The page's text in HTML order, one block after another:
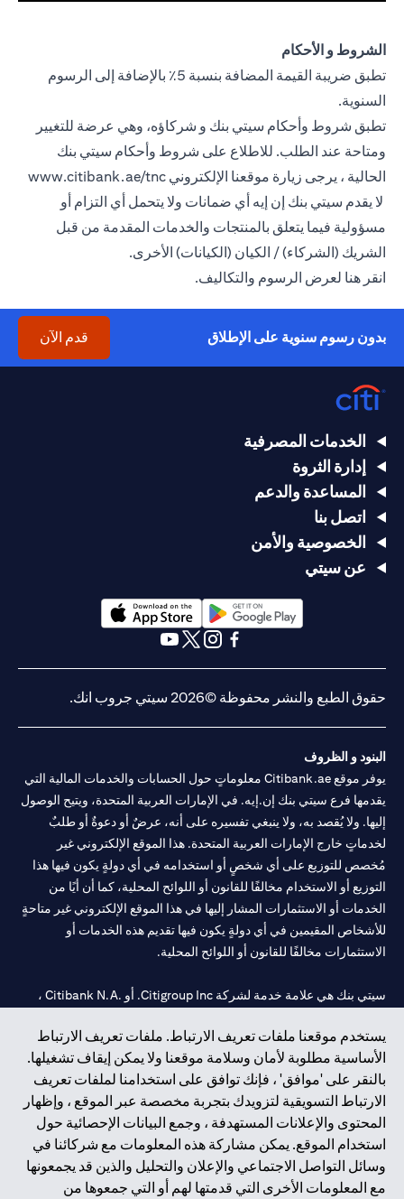
الشروط و الأحكام
تطبق ضريبة القيمة المضافة بنسبة 5٪ بالإضافة إلى الرسوم
السنوية.
تطبق شروط وأحكام سيتي بنك و شركاؤه، وهي عرضة للتغيير
ومتاحة عند الطلب. للاطلاع على شروط وأحكام سيتي بنك
الحالية ، يرجى زيارة موقعنا الإلكتروني www.citibank.ae/tnc
opens in a new tab
لا يقدم سيتي بنك إن إيه أي ضمانات ولا يتحمل أي التزام أو
مسؤولية فيما يتعلق بالمنتجات والخدمات المقدمة من قبل
الشريك (الشركاء) / الكيان (الكيانات) الأخرى.
انقر هنا opens in a new tab
لعرض الرسوم والتكاليف.
بدون رسوم سنوية على الإطلاق قدم الآن
يستخدم موقعنا ملفات تعريف الارتباط. ملفات تعريف الارتباط
الأساسية مطلوبة لأمان وسلامة موقعنا ولا يمكن إيقاف تشغيلها.
بالنقر على 'موافق' ، فإنك توافق على استخدامنا لملفات تعريف
الارتباط التسويقية لتزويدك بتجربة مخصصة عبر الموقع ، وإظهار
المحتوى والإعلانات المستهدفة ، وجمع البيانات الإحصائية حول
استخدام الموقع. يمكن مشاركة هذه المعلومات مع شركائنا في
وسائل التواصل الاجتماعي والإعلان والتحليل والذين قد يجمعونها
مع المعلومات الأخرى التي قدمتها لهم أو التي جمعوها من
الخدمات المصرفية
إدارة الثروة
المساعدة والدعم
اتصل بنا
الخصوصية والأمن
عن سيتي
opens in a new tab
opens in a new tab
حقوق الطبع والنشر محفوظة ©2026 سيتي جروب انك.
البنود و الظروف
يوفر موقع Citibank.ae معلوماتٍ حول الحسابات والخدمات المالية التي
يقدمها فرع سيتي بنك إن.إيه. في الإمارات العربية المتحدة، ويتيح الوصول
إليها. ولا يُقصد به، ولا ينبغي تفسيره على أنه، عرضٌ أو دعوةٌ أو طلبٌ
لخدماتٍ خارج الإمارات العربية المتحدة. هذا الموقع الإلكتروني غير
مُخصص للتوزيع على أي شخصٍ أو استخدامه في أي دولةٍ يكون فيها هذا
التوزيع أو الاستخدام مخالفًا للقانون أو اللوائح المحلية، كما أن أيًا من
الخدمات أو الاستثمارات المشار إليها في هذا الموقع الإلكتروني غير متاحةٍ
للأشخاص المقيمين في أي دولةٍ يكون فيها تقديم هذه الخدمات أو
الاستثمارات مخالفًا للقانون أو اللوائح المحلية.
سيتي بنك هي علامة خدمة لشركة Citigroup Inc. أو .Citibank N.A ،
سيتي بنك إن. إيه. الإمارات مسجل لدى مصرف الإمارات المركزي تحت
أرقام التراخيص 202563 لفرع الوصل في دبي، 531989 لفرع مول
الإمارات في دبي، و CN-1002019 لفرع أبوظبي. هاتف: 4000 311 04.
فرع سيتي بنك إن إيه - الإمارات العربية المتحدة مرخص من مصرف
الإمارات العربية المتحدة المركزي كفرع لبنك أجنبي.
سيتي بنك إن إيه الإمارات العربية المتحدة مرخص من هيئة الأوراق المالية
والسلع في الإمارات العربية المتحدة ("SCA") للقيام بالنشاط المالي لـ أ)